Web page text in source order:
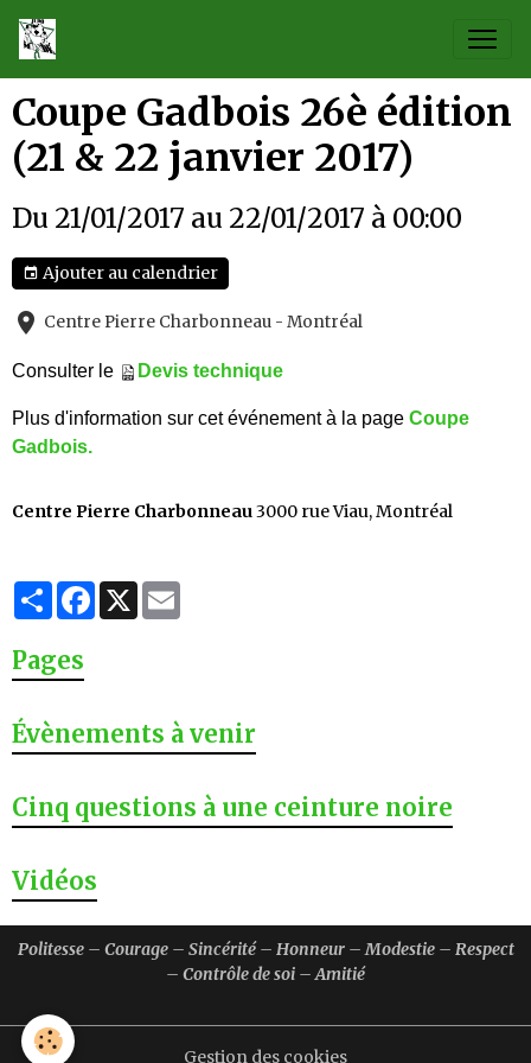
Coupe Gadbois 26è édition
(21 & 22 janvier 2017)
Du 21/01/2017 au 22/01/2017 à 00:00
Ajouter au calendrier
Centre Pierre Charbonneau - Montréal
Consulter le Devis technique
Plus d'information sur cet événement à la page Coupe
Gadbois.
Centre Pierre Charbonneau3000 rue Viau, Montréal
PartagerFacebook
X
Pages
Évènements à venir
Cinq questions à une ceinture noire
Vidéos
Politesse – Courage – Sincérité – Honneur – Modestie – Respect
– Contrôle de soi – Amitié
Gestion des cookies